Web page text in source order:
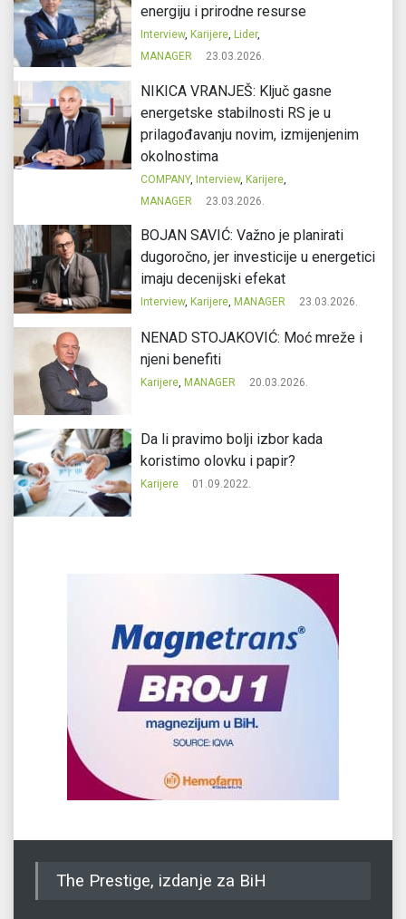
energiju i prirodne resurse
Interview, Karijere, Lider,
MANAGER
23.03.2026.
NIKICA VRANJEŠ: Ključ gasne
energetske stabilnosti RS je u
prilagođavanju novim, izmijenjenim
okolnostima
COMPANY, Interview, Karijere,
MANAGER
23.03.2026.
BOJAN SAVIĆ: Važno je planirati
dugoročno, jer investicije u energetici
imaju decenijski efekat
Interview, Karijere, MANAGER 23.03.2026.
NENAD STOJAKOVIĆ: Moć mreže i
njeni benefiti
Karijere, MANAGER 20.03.2026.
Da li pravimo bolji izbor kada
koristimo olovku i papir?
Karijere 01.09.2022.
The Prestige, izdanje za BiH